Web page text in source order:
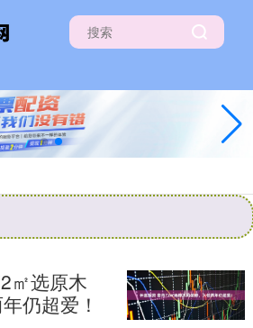
㎡选原木
仍超爱！